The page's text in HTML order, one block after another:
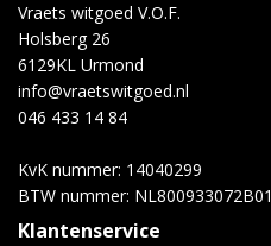
Vraets witgoed V.O.F.
Holsberg 26
6129KL Urmond
info@vraetswitgoed.nl
046 433 14 84
KvK nummer: 14040299
BTW nummer: NL800933072B01
Klantenservice